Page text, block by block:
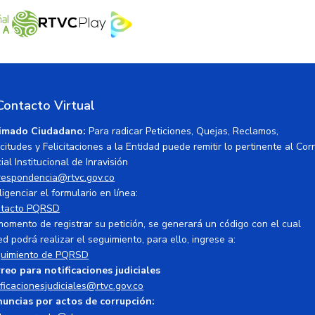
Virtual
Ciudadano: Para radicar Peticiones, Quejas, Reclamos,
y Felicitaciones a la Entidad puede remitir lo pertinente al
Institucional de Inravisión
el formulario en línea:
PQRSD
de registrar su petición, se generará un código con el cual
podrá realizar el seguimiento, para ello, ingrese a:
de PQRSD
para notificaciones judiciales
por actos de corrupción: